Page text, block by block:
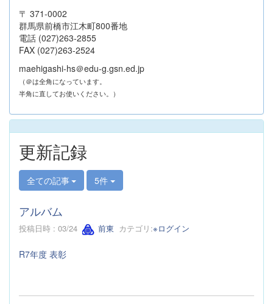
〒 371-0002
群馬県前橋市江木町800番地
電話 (027)263-2855
FAX (027)263-2524
maehigashi-hs＠edu-g.gsn.ed.jp
（＠は全角になっています。
半角に直してお使いください。）
更新記録
全ての記事 5件
アルバム
投稿日時 : 03/24 前東 カテゴリ:※ログイン
R7年度 表彰